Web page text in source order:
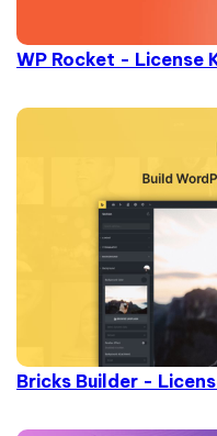
WP Rocket - License
Bricks Builder -